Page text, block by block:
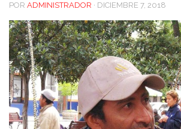
POR ADMINISTRADOR · DICIEMBRE 7, 2018